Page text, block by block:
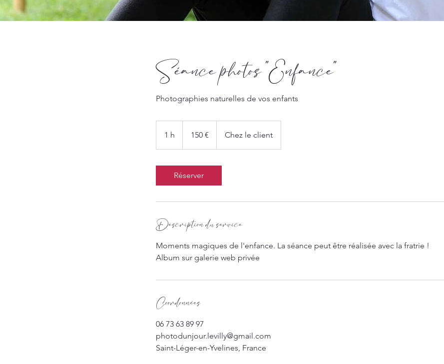
Séance photos "Enfance"
Photographies naturelles de vos enfants
1 h 150 € Chez le client
Réserver
Description du service
Moments magiques de l'enfance. La séance peut être réalisée avec la fratrie !
Album sur galerie web privée
Coordonnées
06 73 63 89 97
photodunjour.levilly@gmail.com
Saint-Léger-en-Yvelines, France